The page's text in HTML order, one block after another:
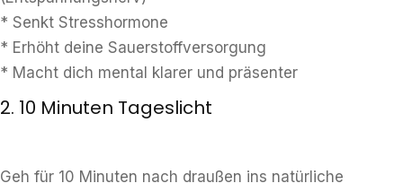
* Senkt Stresshormone
* Erhöht deine Sauerstoffversorgung
* Macht dich mental klarer und präsenter
2. 10 Minuten Tageslicht
Geh für 10 Minuten nach draußen ins natürliche